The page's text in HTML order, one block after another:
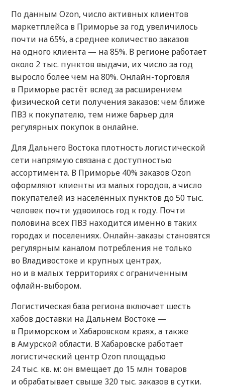
По данным Ozon, число активных клиентов
маркетплейса в Приморье за год увеличилось
почти на 65%, а среднее количество заказов
на одного клиента — на 85%. В регионе работает
около 2 тыс. пунктов выдачи, их число за год
выросло более чем на 80%. Онлайн-торговля
в Приморье растёт вслед за расширением
физической сети получения заказов: чем ближе
ПВЗ к покупателю, тем ниже барьер для
регулярных покупок в онлайне.
Для Дальнего Востока плотность логистической
сети напрямую связана с доступностью
ассортимента. В Приморье 40% заказов Ozon
оформляют клиенты из малых городов, а число
покупателей из населённых пунктов до 50 тыс.
человек почти удвоилось год к году. Почти
половина всех ПВЗ находится именно в таких
городах и поселениях. Онлайн-заказы становятся
регулярным каналом потребления не только
во Владивостоке и крупных центрах,
но и в малых территориях с ограниченным
офлайн-выбором.
Логистическая база региона включает шесть
хабов доставки на Дальнем Востоке —
в Приморском и Хабаровском краях, а также
в Амурской области. В Хабаровске работает
логистический центр Ozon площадью
24 тыс. кв. м: он вмещает до 15 млн товаров
и обрабатывает свыше 320 тыс. заказов в сутки.